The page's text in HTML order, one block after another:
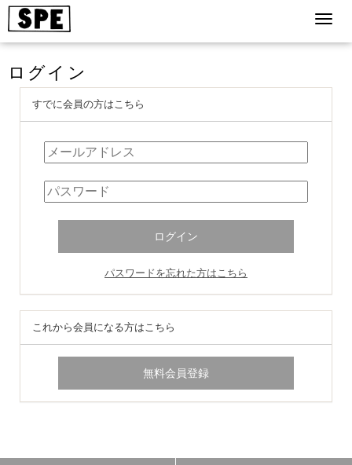
ログイン
すでに会員の方はこちら
パスワードを忘れた方はこちら
これから会員になる方はこちら